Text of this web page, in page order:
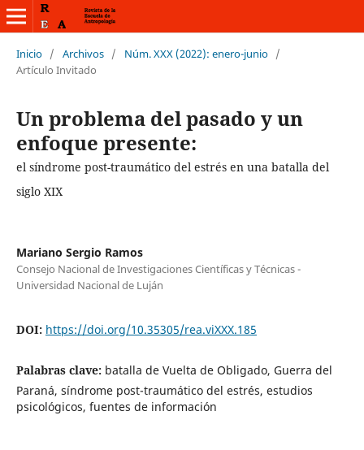
Inicio / Archivos / Núm. XXX (2022): enero-junio /
Artículo Invitado
Un problema del pasado y un
enfoque presente:
el síndrome post-traumático del estrés en una batalla del
siglo XIX
Mariano Sergio Ramos
Consejo Nacional de Investigaciones Científicas y Técnicas -
Universidad Nacional de Luján
DOI: https://doi.org/10.35305/rea.viXXX.185
Palabras clave: batalla de Vuelta de Obligado, Guerra del
Paraná, síndrome post-traumático del estrés, estudios
psicológicos, fuentes de información